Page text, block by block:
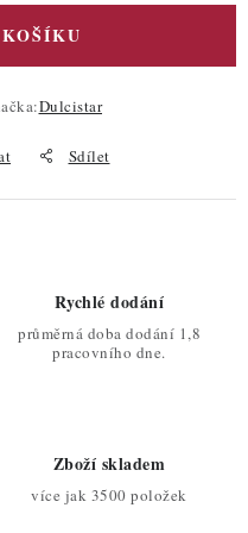
Dulcistar
Sdílet
Rychlé dodání
průměrná doba dodání 1,8
pracovního dne.
Zboží skladem
více jak 3500 položek